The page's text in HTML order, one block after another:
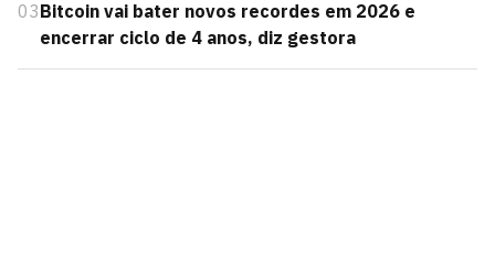
03Bitcoin vai bater novos recordes em 2026 e
encerrar ciclo de 4 anos, diz gestora